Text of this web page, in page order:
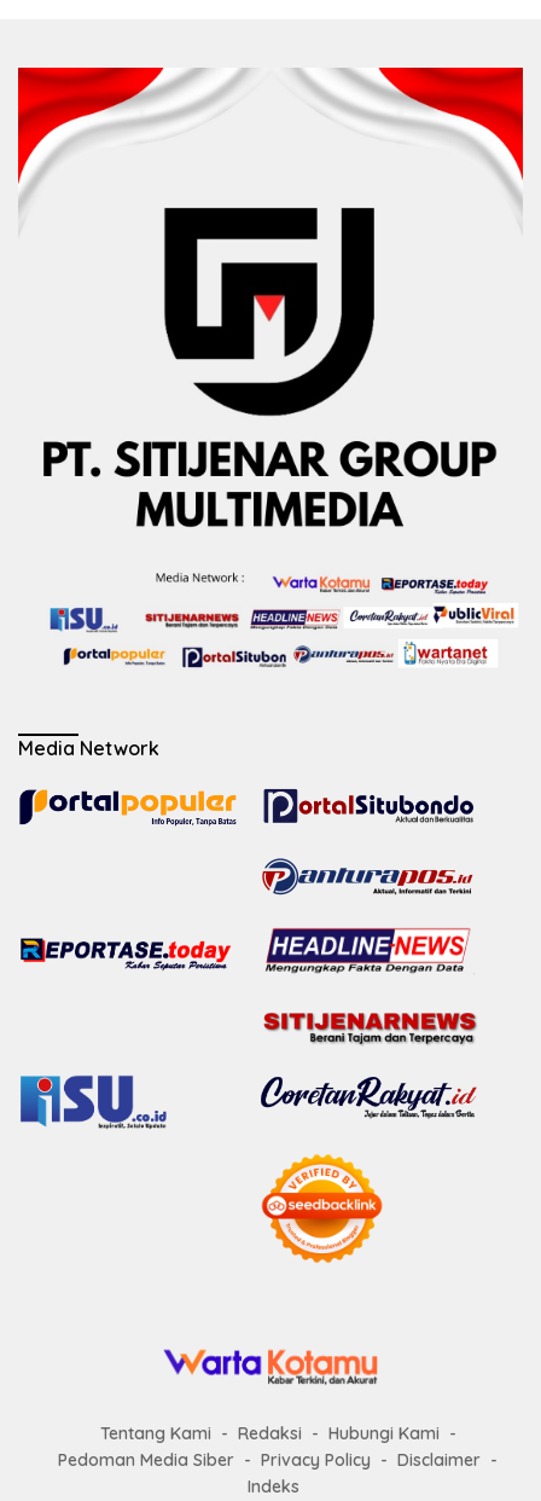
Media Network
Tentang Kami Redaksi
Hubungi Kami
Pedoman Media Siber
Privacy Policy
Disclaimer
Indeks